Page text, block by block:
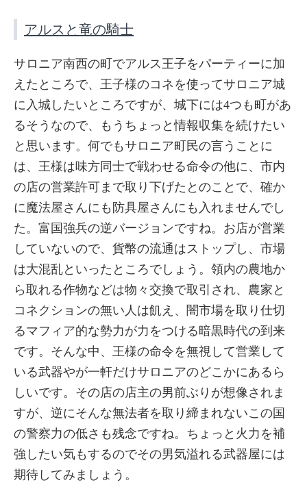
アルスと竜の騎士
サロニア南西の町でアルス王子をパーティーに加
えたところで、王子様のコネを使ってサロニア城
に入城したいところですが、城下には4つも町があ
るそうなので、もうちょっと情報収集を続けたい
と思います。何でもサロニア町民の言うことに
は、王様は味方同士で戦わせる命令の他に、市内
の店の営業許可まで取り下げたとのことで、確か
に魔法屋さんにも防具屋さんにも入れませんでし
た。富国強兵の逆バージョンですね。お店が営業
していないので、貨幣の流通はストップし、市場
は大混乱といったところでしょう。領内の農地か
ら取れる作物などは物々交換で取引され、農家と
コネクションの無い人は飢え、闇市場を取り仕切
るマフィア的な勢力が力をつける暗黒時代の到来
です。そんな中、王様の命令を無視して営業して
いる武器やが一軒だけサロニアのどこかにあるら
しいです。その店の店主の男前ぶりが想像されま
すが、逆にそんな無法者を取り締まれないこの国
の警察力の低さも残念ですね。ちょっと火力を補
強したい気もするのでその男気溢れる武器屋には
期待してみましょう。